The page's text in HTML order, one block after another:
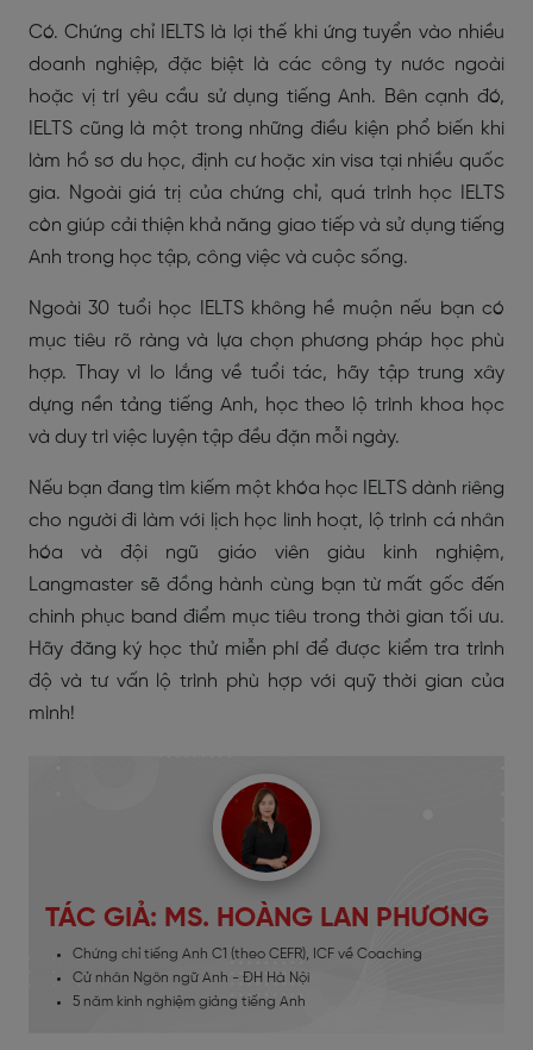
Có. Chứng chỉ IELTS là lợi thế khi ứng tuyển vào nhiều
doanh nghiệp, đặc biệt là các công ty nước ngoài
hoặc vị trí yêu cầu sử dụng tiếng Anh. Bên cạnh đó,
IELTS cũng là một trong những điều kiện phổ biến khi
làm hồ sơ du học, định cư hoặc xin visa tại nhiều quốc
gia. Ngoài giá trị của chứng chỉ, quá trình học IELTS
còn giúp cải thiện khả năng giao tiếp và sử dụng tiếng
Anh trong học tập, công việc và cuộc sống.
Ngoài 30 tuổi học IELTS không hề muộn nếu bạn có
mục tiêu rõ ràng và lựa chọn phương pháp học phù
hợp. Thay vì lo lắng về tuổi tác, hãy tập trung xây
dựng nền tảng tiếng Anh, học theo lộ trình khoa học
và duy trì việc luyện tập đều đặn mỗi ngày.
Nếu bạn đang tìm kiếm một khóa học IELTS dành riêng
cho người đi làm với lịch học linh hoạt, lộ trình cá nhân
hóa và đội ngũ giáo viên giàu kinh nghiệm,
Langmaster sẽ đồng hành cùng bạn từ mất gốc đến
chinh phục band điểm mục tiêu trong thời gian tối ưu.
Hãy đăng ký học thử miễn phí để được kiểm tra trình
độ và tư vấn lộ trình phù hợp với quỹ thời gian của
mình!
TÁC GIẢ: MS. HOÀNG LAN PHƯƠNG
Chứng chỉ tiếng Anh C1 (theo CEFR), ICF về Coaching
Cử nhân Ngôn ngữ Anh - ĐH Hà Nội
5 năm kinh nghiệm giảng tiếng Anh